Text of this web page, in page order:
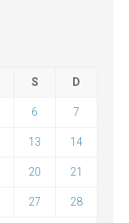
S D
6 7
13 14
20 21
27 28